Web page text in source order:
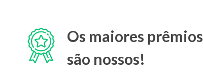
Os maiores prêmios
são nossos!